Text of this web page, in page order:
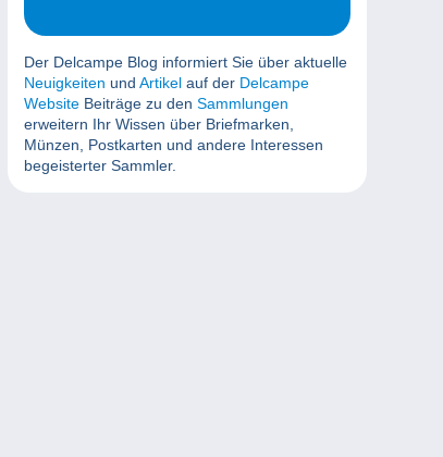
Der Delcampe Blog informiert Sie über aktuelle
Neuigkeiten und Artikel auf der Delcampe
Website Beiträge zu den Sammlungen
erweitern Ihr Wissen über Briefmarken,
Münzen, Postkarten und andere Interessen
begeisterter Sammler.